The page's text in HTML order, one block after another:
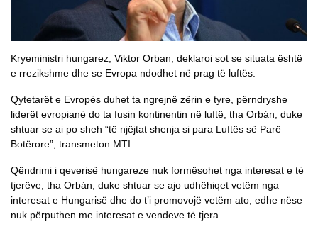
Kryeministri hungarez, Viktor Orban, deklaroi sot se situata është
e rrezikshme dhe se Evropa ndodhet në prag të luftës.
Qytetarët e Evropës duhet ta ngrejnë zërin e tyre, përndryshe
liderët evropianë do ta fusin kontinentin në luftë, tha Orbán, duke
shtuar se ai po sheh “të njëjtat shenja si para Luftës së Parë
Botërore”, transmeton MTI.
Qëndrimi i qeverisë hungareze nuk formësohet nga interesat e të
tjerëve, tha Orbán, duke shtuar se ajo udhëhiqet vetëm nga
interesat e Hungarisë dhe do t’i promovojë vetëm ato, edhe nëse
nuk përputhen me interesat e vendeve të tjera.